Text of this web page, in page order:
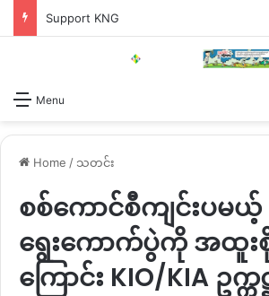
Support KNG
Menu
Home / သတင်း
စစ်ကောင်စီကျင်းပမယ့်
ရွေးကောက်ပွဲကို အထူး
ကြောင်း KIO/KIA ဥက္ကဋ္